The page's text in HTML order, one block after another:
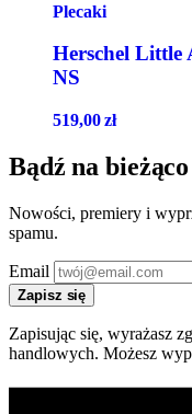
Plecaki
Herschel Little
NS
519,00zł
Bądź na bieżąco
Nowości, premiery i
spamu.
Email
Zapisz się
Zapisując się, wyrażasz
handlowych. Możesz